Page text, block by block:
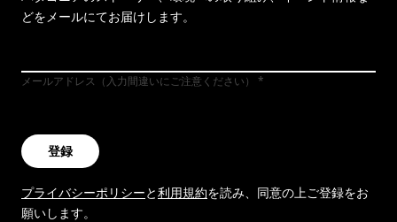
どをメールにてお届けします。
メールアドレス（入力間違いにご注意ください）
登録
プライバシーポリシーと利用規約を読み、同意の上ご登録をお
願いします。